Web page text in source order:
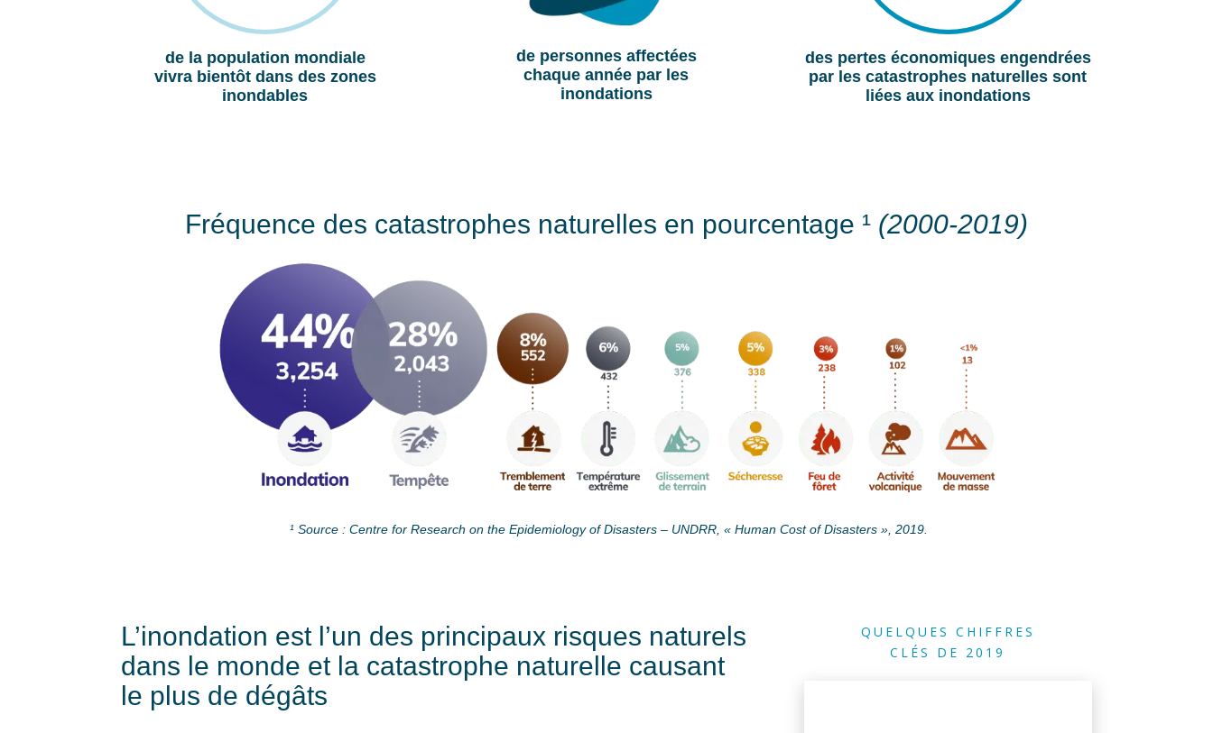
de la population mondiale
vivra bientôt dans des zones
inondables
de personnes affectées
chaque année par les
inondations
des pertes économiques engendrées
par les catastrophes naturelles sont
liées aux inondations
Fréquence des catastrophes naturelles en pourcentage ¹ (2000-2019)
¹ Source : Centre for Research on the Epidemiology of Disasters – UNDRR, « Human Cost of Disasters », 2019.
L’inondation est l’un des principaux risques naturels
dans le monde et la catastrophe naturelle causant
le plus de dégâts
QUELQUES CHIFFRES
CLÉS DE 2019